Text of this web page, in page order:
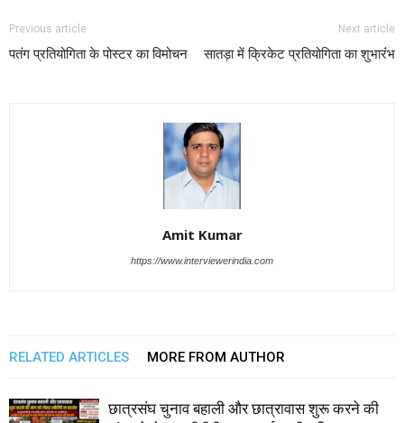
Previous article
पतंग प्रतियोगिता के पोस्टर का विमोचन
Next article
सातड़ा में क्रिकेट प्रतियोगिता का शुभारंंभ
Amit Kumar
https://www.interviewerindia.com
RELATED ARTICLES MORE FROM AUTHOR
छात्रसंघ चुनाव बहाली और छात्रावास शुरू करने की